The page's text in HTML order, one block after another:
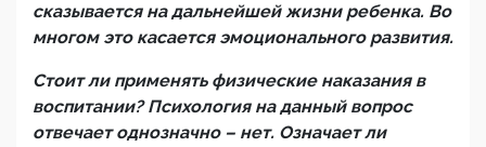
сказывается на дальнейшей жизни ребенка. Во
многом это касается эмоционального развития.
Стоит ли применять физические наказания в
воспитании? Психология на данный вопрос
отвечает однозначно – нет. Означает ли